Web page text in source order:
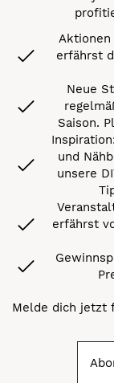
erfährst
Neue
Saison.
und
unsere
erfährst
Melde dich jetzt